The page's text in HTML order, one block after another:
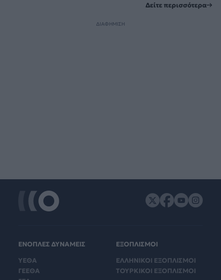
Δείτε περισσότερα
ΔΙΑΦΗΜΙΣΗ
ΕΝΟΠΛΕΣ ΔΥΝΑΜΕΙΣ
ΥΕΘΑ
ΓΕΕΘΑ
ΕΞΟΠΛΙΣΜΟΙ
ΕΛΛΗΝΙΚΟΙ ΕΞΟΠΛΙΣΜΟΙ
ΤΟΥΡΚΙΚΟΙ ΕΞΟΠΛΙΣΜΟΙ